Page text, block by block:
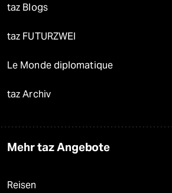
taz Blogs
taz FUTURZWEI
Le Monde diplomatique
taz Archiv
Mehr taz Angebote
Reisen